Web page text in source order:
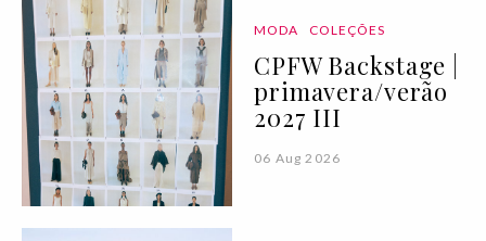
MODA COLEÇÕES
CPFW Backstage |
primavera/verão
2027 III
06 Aug 2026